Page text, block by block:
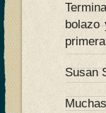
bolazo
Susan